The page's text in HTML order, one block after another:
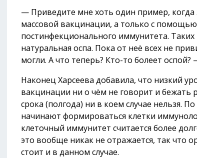
— Приведите мне хоть один пример,
массовой вакцинации, а только с
постинфекционального иммунитета.
натуральная оспа. Пока от неё всех не
могли. А что теперь? Кто-то болеет оспой?
Наконец Харсеева добавила, что низкий
вакцинации ни о чём не говорит и бежать
срока (полгода) ни в коем случае нельзя.
начинают формироваться клетки
клеточный иммунитет считается более
это вообще никак не отражается, так что
стоит и в данном случае.